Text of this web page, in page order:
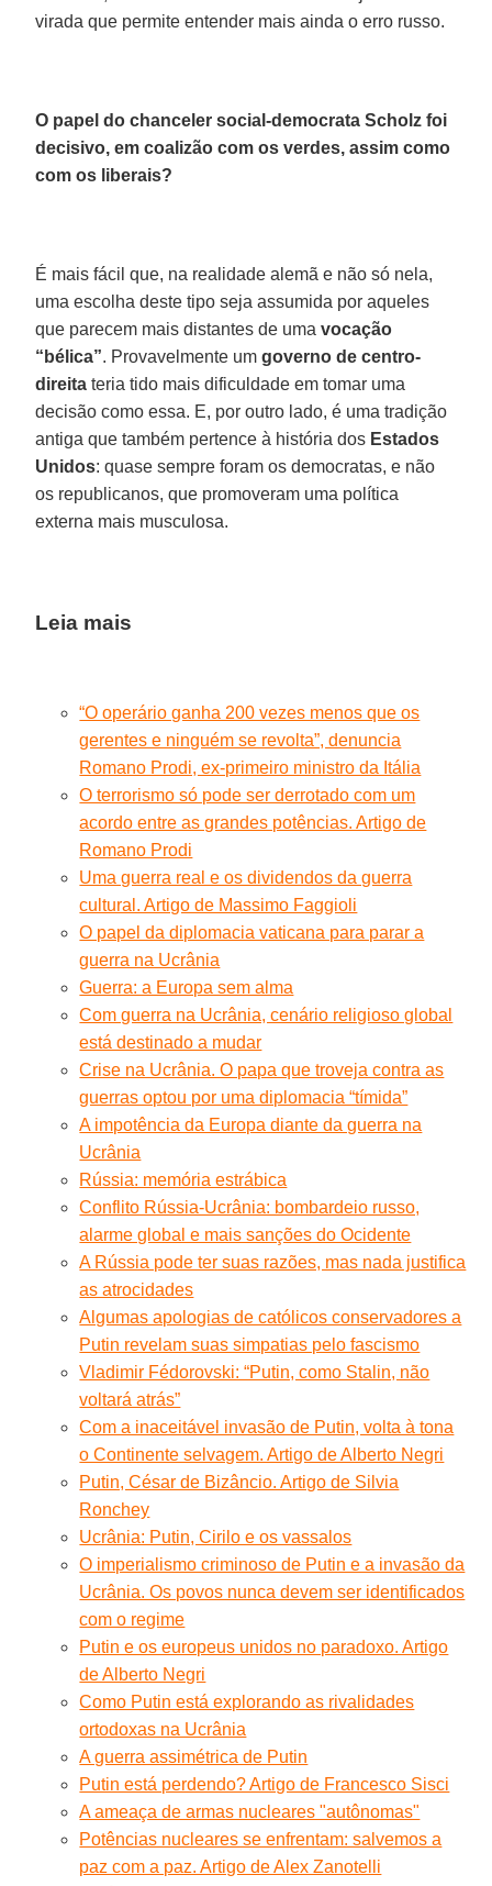
virada que permite entender mais ainda o erro russo.
O papel do chanceler social-democrata Scholz foi
decisivo, em coalizão com os verdes, assim como
com os liberais?
É mais fácil que, na realidade alemã e não só nela,
uma escolha deste tipo seja assumida por aqueles
que parecem mais distantes de umavocação
“bélica”. Provavelmente umgoverno de centro-
direita teria tido mais dificuldade em tomar uma
decisão como essa. E, por outro lado, é uma tradição
antiga que também pertence à história dos Estados
Unidos: quase sempre foram os democratas, e não
os republicanos, que promoveram uma política
externa mais musculosa.
Leia mais
“O operário ganha 200 vezes menos que os
gerentes e ninguém se revolta”, denuncia
Romano Prodi, ex-primeiro ministro da Itália
O terrorismo só pode ser derrotado com um
acordo entre as grandes potências. Artigo de
Romano Prodi
Uma guerra real e os dividendos da guerra
cultural. Artigo de Massimo Faggioli
O papel da diplomacia vaticana para parar a
guerra na Ucrânia
Guerra: a Europa sem alma
Com guerra na Ucrânia, cenário religioso global
está destinado a mudar
Crise na Ucrânia. O papa que troveja contra as
guerras optou por uma diplomacia “tímida”
A impotência da Europa diante da guerra na
Ucrânia
Rússia: memória estrábica
Conflito Rússia-Ucrânia: bombardeio russo,
alarme global e mais sanções do Ocidente
A Rússia pode ter suas razões, mas nada justifica
as atrocidades
Algumas apologias de católicos conservadores a
Putin revelam suas simpatias pelo fascismo
Vladimir Fédorovski: “Putin, como Stalin, não
voltará atrás”
Com a inaceitável invasão de Putin, volta à tona
o Continente selvagem. Artigo de Alberto Negri
Putin, César de Bizâncio. Artigo de Silvia
Ronchey
Ucrânia: Putin, Cirilo e os vassalos
O imperialismo criminoso de Putin e a invasão da
Ucrânia. Os povos nunca devem ser identificados
com o regime
Putin e os europeus unidos no paradoxo. Artigo
de Alberto Negri
Como Putin está explorando as rivalidades
ortodoxas na Ucrânia
A guerra assimétrica de Putin
Putin está perdendo? Artigo de Francesco Sisci
A ameaça de armas nucleares "autônomas"
Potências nucleares se enfrentam: salvemos a
paz com a paz. Artigo de Alex Zanotelli